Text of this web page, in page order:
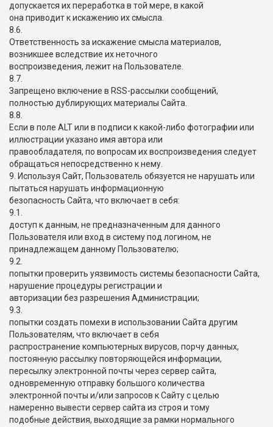
допускается их переработка в той мере, в какой
она приводит к искажению их смысла.
8.6.
Ответственность за искажение смысла материалов,
возникшее вследствие их неточного
воспроизведения, лежит на Пользователе.
8.7.
Запрещено включение в RSS-рассылки сообщений,
полностью дублирующих материалы Сайта.
8.8.
Если в поле ALT или в подписи к какой-либо фотографии или
иллюстрации указано имя автора или
правообладателя, по вопросам их воспроизведения следует
обращаться непосредственно к нему.
9. Используя Сайт, Пользователь обязуется не нарушать или
пытаться нарушать информационную
безопасность Сайта, что включает в себя:
9.1.
доступ к данным, не предназначенным для данного
Пользователя или вход в систему под логином, не
принадлежащем данному Пользователю;
9.2.
попытки проверить уязвимость системы безопасности Сайта,
нарушение процедуры регистрации и
авторизации без разрешения Администрации;
9.3.
попытки создать помехи в использовании Сайта другим
Пользователям, что включает в себя
распространение компьютерных вирусов, порчу данных,
постоянную рассылку повторяющейся информации,
пересылку электронной почты через сервер сайта,
одновременную отправку большого количества
электронной почты и/или запросов к Сайту с целью
намеренно вывести сервер сайта из строя и тому
подобные действия, выходящие за рамки нормального